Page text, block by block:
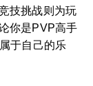
技挑战则为玩
你是PVP高手
于自己的乐